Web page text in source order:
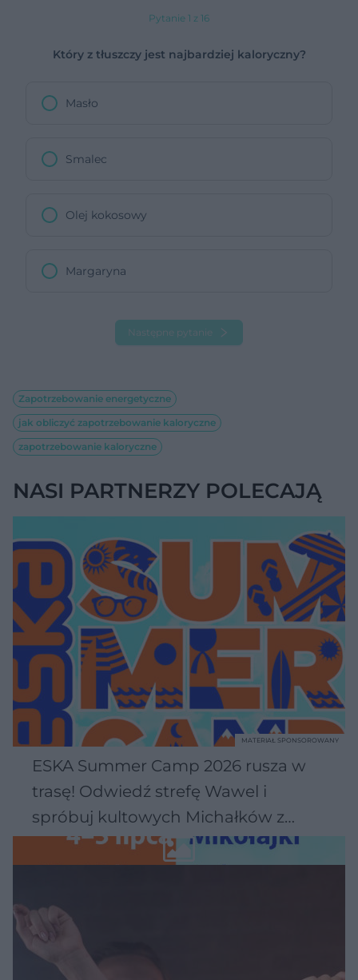
Pytanie 1 z 16
Który z tłuszczy jest najbardziej kaloryczny?
Masło
Smalec
Olej kokosowy
Margaryna
Następne pytanie
Zapotrzebowanie energetyczne
jak obliczyć zapotrzebowanie kaloryczne
zapotrzebowanie kaloryczne
NASI PARTNERZY POLECAJĄ
ESKA Summer Camp 2026 rusza w
trasę! Odwiedź strefę Wawel i
spróbuj kultowych Michałków z
Wawelu
MATERIAŁ SPONSOROWANY